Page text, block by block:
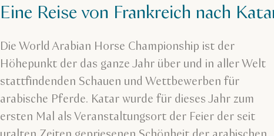
Eine Reise von Frankreich nach
Die World Arabian Horse Championship ist der
Höhepunkt der das ganze Jahr über und in aller Welt
stattfindenden Schauen und Wettbewerben für
arabische Pferde. Katar wurde für dieses Jahr zum
ersten Mal als Veranstaltungsort der Feier der seit